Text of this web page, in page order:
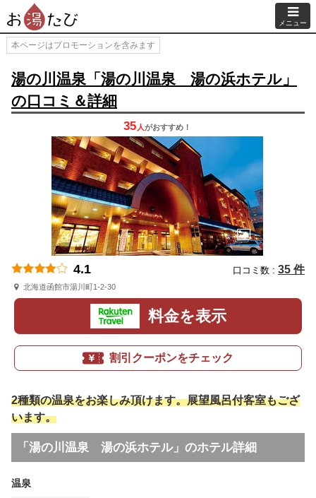
メニュー
本ページはプロモーションを含みます
湯の川温泉「湯の川温泉 湯の浜ホテル」
の口コミ＆詳細
35 人がおすすめ！
4.1 口コミ数 : 35 件
北海道函館市湯川町1-2-30
料金を表示
割引クーポンをチェック
2種類の温泉をお楽しみ頂けます。展望風呂付客室もござ
います。
「湯の川温泉 湯の浜ホテル」のホテル詳細
温泉